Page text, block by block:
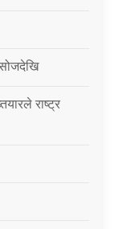
राष्ट्र